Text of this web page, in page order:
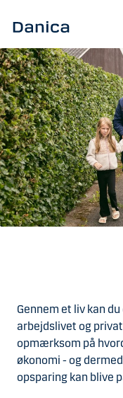
Gennem et liv kan
arbejdslivet og
opmærksom på
økonomi - og
opsparing kan blive